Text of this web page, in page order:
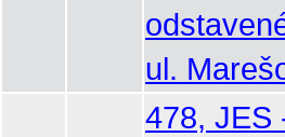
ul.
478, JES